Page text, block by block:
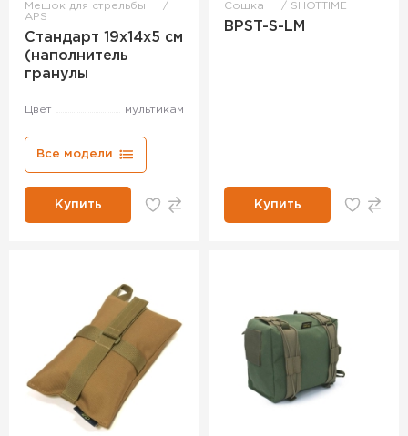
Мешок для стрельбы
APS
Стандарт 19х14х5 см
(наполнитель
гранулы
Цвет мультикам
Все модели
Купить
Сошка SHOTTIME
BPST-S-LM
Купить